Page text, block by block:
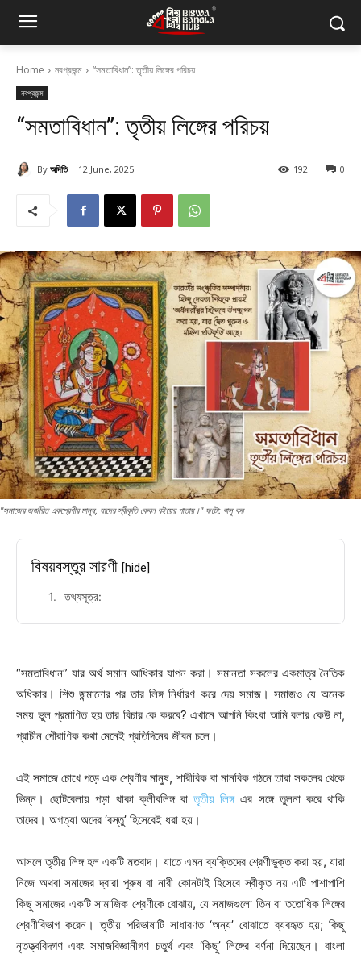
Home নবপ্রজন্ম “সমতাবিধান”: তৃতীয় লিঙ্গের পরিচয়
নবপ্রজন্ম
“সমতাবিধান”: তৃতীয় লিঙ্গের পরিচয়
By অদিতি 12 June, 2025 0
192
"সমাজের জর্জরিত একশ্রেণীর মানুষ, যাদের স্বীকৃতি কেবল বইয়ের পাতায়।" ফটো: বাসু কর
বিষয়বস্তুর সারণী [hide]
তথ্যসূত্র:
“সমতাবিধান” যার অর্থ সমান আধিকার যাপন করা। সমানতা সকলের একমাত্র নৈতিক
অধিকার। শিশু জন্মানোর পর তার লিঙ্গ নির্ধারণ করে দেয় সমাজ। সমাজও যে অনেক
সময় ভুল প্রমাণিত হয় তার বিচার কে করবে? এখানে আপনি কিংবা আমি বলার কেউ না,
প্রাচীন পৌরাণিক কথা মেনেই প্রতিদিনের জীবন চলে।
এই সমাজে চোখে পড়ে এক শ্রেণীর মানুষ, শারীরিক বা মানবিক গঠনে তারা সকলের থেকে
ভিন্ন। ছোটবেলায় পড়া থাকা ক্লীবলিঙ্গ বাতৃতীয় লিঙ্গএর সঙ্গে তুলনা করে থাকি
তাদের। অগত্যা অদের ‘বস্তু’ হিসেবেই ধরা হয়।
আসলে তৃতীয় লিঙ্গ হল একটি মতবাদ। যাতে এমন ব্যক্তিদের শ্রেণীভুক্ত করা হয়, যারা
নিজে অথবা সমাজের দ্বারা পুরুষ বা নারী কোনটাই হিসেবে স্বীকৃত নয় এটি পাশাপাশি
কিছু সমাজের একটি সামাজিক শ্রেণীকে বোঝায়, যে সমাজগুলো তিন বা ততোধিক লিঙ্গের
শ্রেণীবিভাগ করেন। তৃতীয় পরিভাষাটি সাধারণত ‘অন্য’ বোঝাতে ব্যবহৃত হয়; কিছু
নৃতত্ত্ববিদগণ এবং সমাজবিজ্ঞানীগণ চতুর্থ এবং ‘কিছু’ লিঙ্গের বর্ণনা দিয়েছেন। বাংলা